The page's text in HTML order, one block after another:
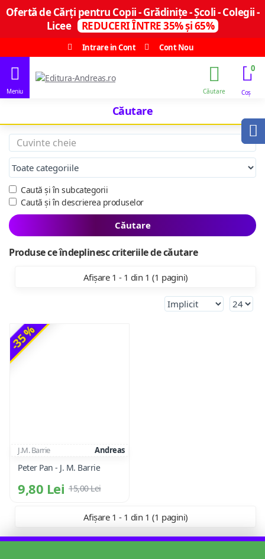
Ofertă de Cărți pentru Copii - Grădinițe - Școli - Colegii -
Licee
REDUCERI ÎNTRE 35% și 65%
Intrare in Cont
Cont Nou
0
Căutare
Caută și în subcategorii
Caută și în descrierea produselor
Căutare
Produse ce îndeplinesc criteriile de căutare
Afișare 1 - 1 din 1 (1 pagini)
-35 %
J.M. Barrie Andreas
Peter Pan - J. M. Barrie
9,80 Lei 15,00 Lei
Afișare 1 - 1 din 1 (1 pagini)